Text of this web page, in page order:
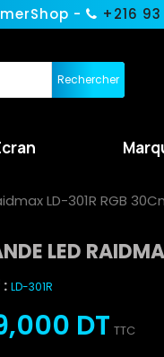
- +216
Rechercher
LD-301R RGB
LED
: LD-301R
DT TTC